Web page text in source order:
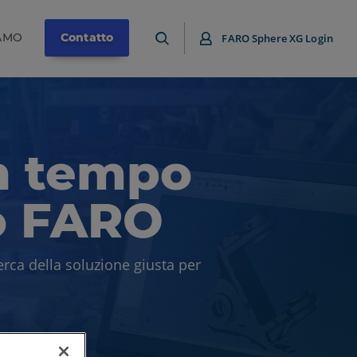
Contatto FARO Sphere XG Login
tempo
della soluzione giusta per